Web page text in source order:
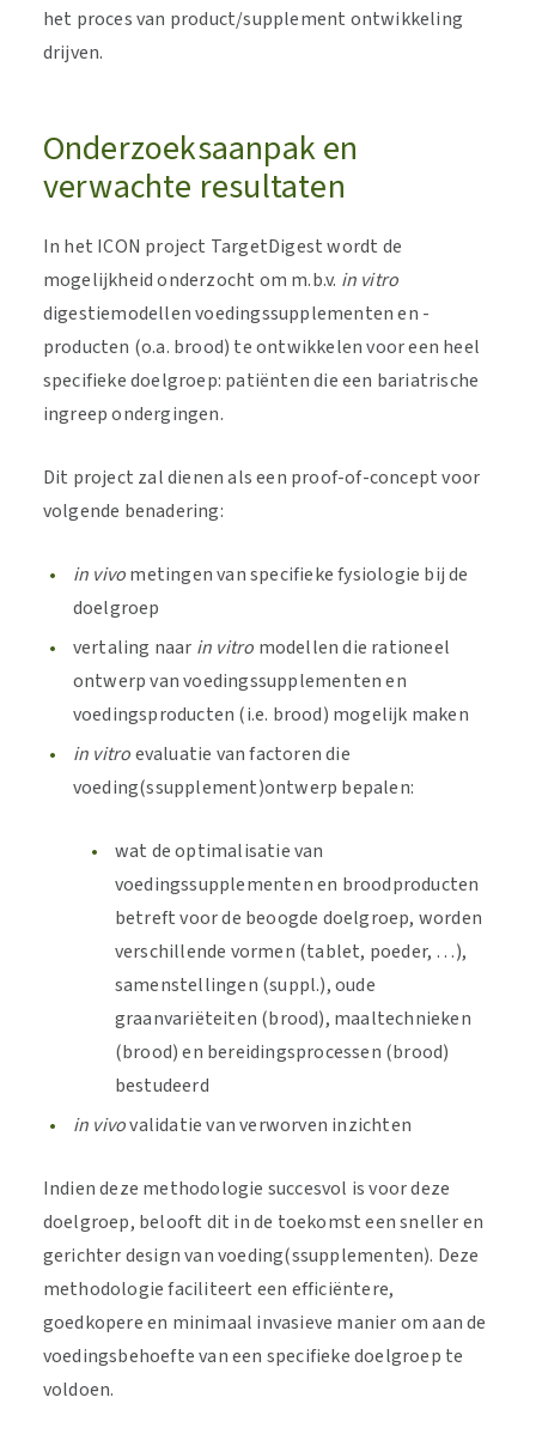
het proces van product/supplement ontwikkeling
drijven.
Onderzoeksaanpak en
verwachte resultaten
In het ICON project TargetDigest wordt de
mogelijkheid onderzocht om m.b.v. in vitro
digestiemodellen voedingssupplementen en -
producten (o.a. brood) te ontwikkelen voor een heel
specifieke doelgroep: patiënten die een bariatrische
ingreep ondergingen.
Dit project zal dienen als een proof-of-concept voor
volgende benadering:
in vivometingen van specifieke fysiologie bij de
doelgroep
vertaling naar in vitro modellen die rationeel
ontwerp van voedingssupplementen en
voedingsproducten (i.e. brood) mogelijk maken
in vitroevaluatie van factoren die
voeding(ssupplement)ontwerp bepalen:
wat de optimalisatie van
voedingssupplementen en broodproducten
betreft voor de beoogde doelgroep, worden
verschillende vormen (tablet, poeder, …),
samenstellingen (suppl.), oude
graanvariëteiten (brood), maaltechnieken
(brood) en bereidingsprocessen (brood)
bestudeerd
in vivovalidatie van verworven inzichten
Indien deze methodologie succesvol is voor deze
doelgroep, belooft dit in de toekomst een sneller en
gerichter design van voeding(ssupplementen). Deze
methodologie faciliteert een efficiëntere,
goedkopere en minimaal invasieve manier om aan de
voedingsbehoefte van een specifieke doelgroep te
voldoen.